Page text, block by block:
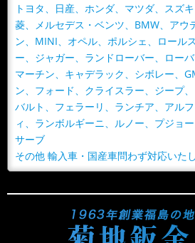
トヨタ、日産、ホンダ、マツダ、スズ
菱、メルセデス・ベンツ、BMW、アウ
ン、MINI、オペル、ポルシェ、ロール
ー、ジャガー、ランドローバー、ロー
マーチン、キャデラック、シボレー、
ン、フォード、クライスラー、ジープ
バルト、フェラーリ、ランチア、アル
ィ、ランボルギーニ、ルノー、プジョ
サーブ
その他 輸入車・国産車問わず対応いた